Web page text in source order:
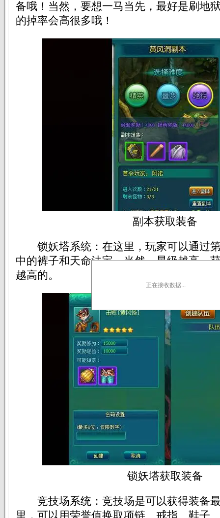
备哦！当然，要想一马当先，最好是刷地
的掉率会高很多哦！
副本获取装备
锁妖塔系统：在这里，玩家可以通过
中的裤子和天命法宝。当然，星级越高，
越高的。
锁妖塔获取装备
竞技场系统：竞技场是可以获得装备
里，可以用荣誉值换取项链、戒指、鞋子
正在接收数据...